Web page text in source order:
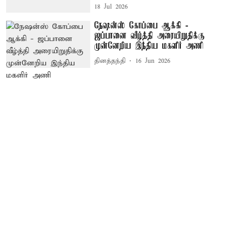
18 Jul 2026
நேஷன்ஸ் கோப்பை ஆக்கி -
ஜப்பானை வீழ்த்தி அரையிறுதிக்கு
முன்னேறிய இந்திய மகளிர் அணி
தினத்தந்தி 16 Jun 2026